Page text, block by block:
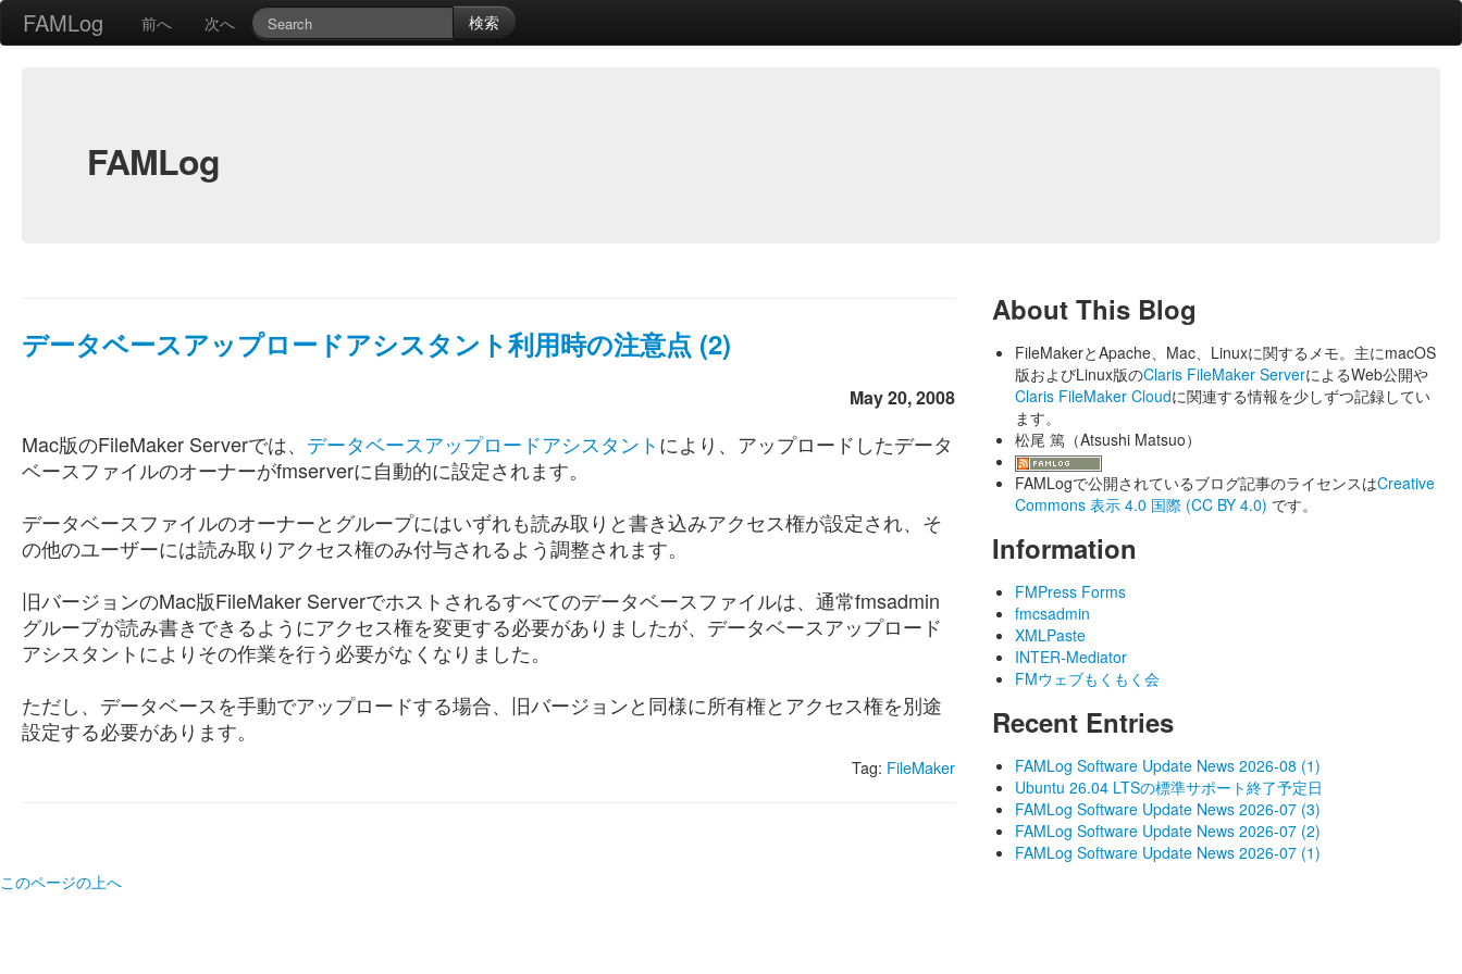
FAMLog 前へ 次へ 検索
FAMLog
データベースアップロードアシスタント利用時の注意点 (2)
May 20, 2008
Mac版のFileMaker Serverでは、 データベースアップロードアシスタントにより、アップロードしたデータ
ベースファイルのオーナーがfmserverに自動的に設定されます。
データベースファイルのオーナーとグループにはいずれも読み取りと書き込みアクセス権が設定され、そ
の他のユーザーには読み取りアクセス権のみ付与されるよう調整されます。
旧バージョンのMac版FileMaker Serverでホストされるすべてのデータベースファイルは、通常fmsadmin
グループが読み書きできるようにアクセス権を変更する必要がありましたが、データベースアップロード
アシスタントによりその作業を行う必要がなくなりました。
ただし、データベースを手動でアップロードする場合、旧バージョンと同様に所有権とアクセス権を別途
設定する必要があります。
Tag: FileMaker
About This Blog
FileMakerとApache、Mac、Linuxに関するメモ。主にmacOS
版およびLinux版のClaris FileMaker ServerによるWeb公開や
Claris FileMaker Cloudに関連する情報を少しずつ記録してい
ます。
松尾 篤（Atsushi Matsuo）
FAMLogで公開されているブログ記事のライセンスはCreative
Commons 表示 4.0 国際 (CC BY 4.0) です。
Information
FMPress Forms
fmcsadmin
XMLPaste
INTER-Mediator
FMウェブもくもく会
Recent Entries
FAMLog Software Update News 2026-08 (1)
Ubuntu 26.04 LTSの標準サポート終了予定日
FAMLog Software Update News 2026-07 (3)
FAMLog Software Update News 2026-07 (2)
FAMLog Software Update News 2026-07 (1)
このページの上へ